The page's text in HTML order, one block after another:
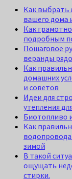
Как выбрать
вашего дома
Как
подробным
Пошаговое
веранды
Как
домашних
и советов
Идеи для
утепления
Биотопливо
Как
зимой
В такой
ощущать
стирки.